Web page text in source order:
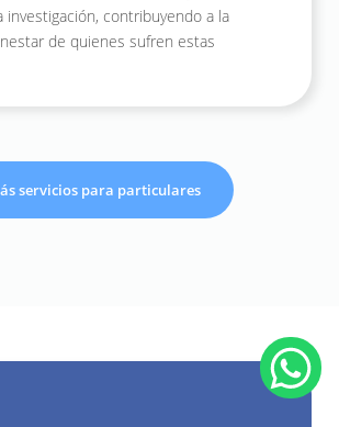
investigación, contribuyendo a la
de quienes sufren estas
servicios para particulares